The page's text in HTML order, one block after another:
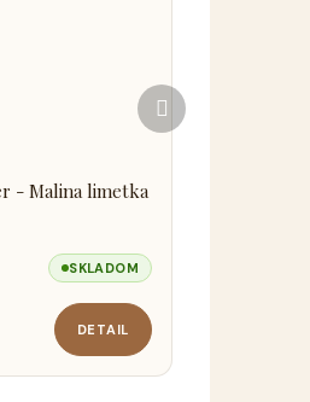
- Malina limetka
SKLADOM
DETAIL
Ďalší
produkt